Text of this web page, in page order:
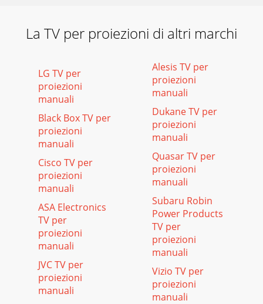
La TV per proiezioni di altri marchi
LG TV per
proiezioni
manuali
Black Box TV per
proiezioni
manuali
Cisco TV per
proiezioni
manuali
ASA Electronics
TV per
proiezioni
manuali
JVC TV per
proiezioni
manuali
Alesis TV per
proiezioni
manuali
Dukane TV per
proiezioni
manuali
Quasar TV per
proiezioni
manuali
Subaru Robin
Power Products
TV per
proiezioni
manuali
Vizio TV per
proiezioni
manuali